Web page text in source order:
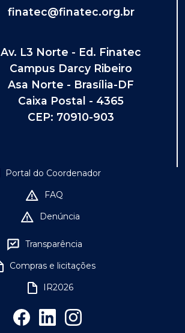
finatec@finatec.org.br
Av. L3 Norte - Ed. Finatec
Campus Darcy Ribeiro
Asa Norte - Brasília-DF
Caixa Postal - 4365
CEP: 70910-903
Portal do Coordenador
FAQ
Denúncia
Transparência
Compras e licitações
IR2026